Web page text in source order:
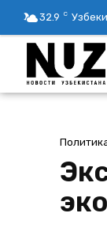
32.9 C